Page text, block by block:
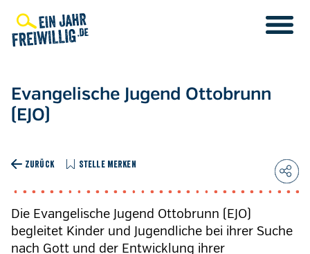
zum
Inhalt
Evangelische Jugend Ottobrunn
(EJO)
ZURÜCK STELLE MERKEN
Die Evangelische Jugend Ottobrunn (EJO)
begleitet Kinder und Jugendliche bei ihrer Suche
nach Gott und der Entwicklung ihrer